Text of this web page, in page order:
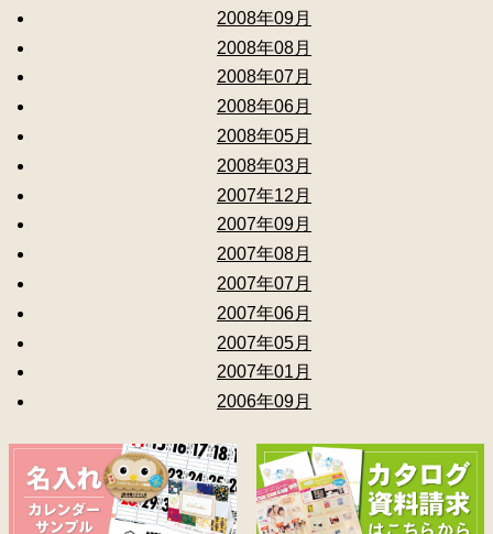
2008年09月
2008年08月
2008年07月
2008年06月
2008年05月
2008年03月
2007年12月
2007年09月
2007年08月
2007年07月
2007年06月
2007年05月
2007年01月
2006年09月